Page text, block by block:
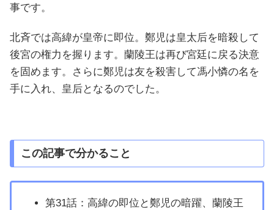
事です。
北斉では高緯が皇帝に即位。鄭児は皇太后を暗殺して
後宮の権力を握ります。蘭陵王は再び宮廷に戻る決意
を固めます。さらに鄭児は友を殺害して馮小憐の名を
手に入れ、皇后となるのでした。
この記事で分かること
第31話：高緯の即位と鄭児の暗躍、蘭陵王